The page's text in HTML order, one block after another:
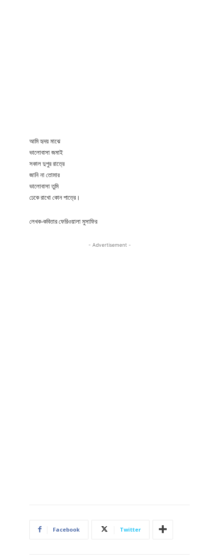
আমি হৃদয় মাঝে
ভালোবাসা জমাই
সকাল দুপুর রাত্রে
জানি না তোমার
ভালোবাসা তুমি
ঢেকে রাখো কোন পাত্রে।
লেখক-কবিতার ফেরিওয়ালা মুসাফির
- Advertisement -
Facebook Twitter